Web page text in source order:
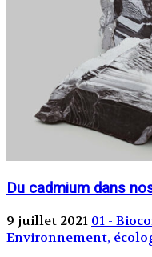
Du cadmium dans
9 juillet 2021 01 -
Environnement,